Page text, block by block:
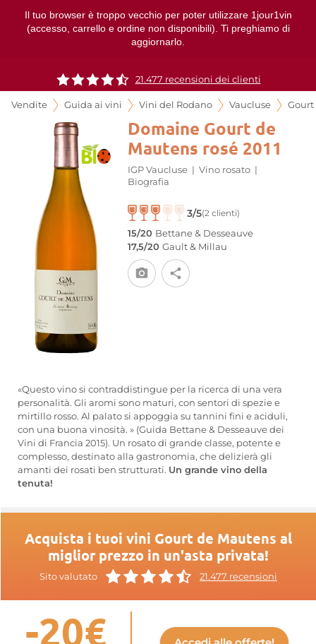
Il tuo browser è troppo vecchio per poter utilizzare 1jour1vin
(accesso, carrello e ordine non disponibili). Ti preghiamo di
aggiornarlo.
21.477 recensioni dei clienti
Vendite Guida ai vini Vini del Rodano Vaucluse Gourt
Domaine Gourt de
Mautens rosé 2011
IGP Vaucluse | Vino rosato |
Biografia
3/5(2 clienti)
15/20 Bettane & Desseauve
17,5/20 Gault & Millau
«Questo vino si contraddistingue per la ricerca di una vera
personalità. Gli aromi sono maturi, con sentori di spezie e
mirtillo rosso. Al palato si appoggia su tannini fini e aciduli,
con una buona vinosità. » (Guida Bettane & Desseauve dei
Vini di Francia 2015). Un rosato di grande classe, potente e
complesso, destinato alla gastronomia, che delizierà gli
amanti dei rosati ben strutturati. Un grande vino della
tenuta!
Acquista i tuoi vini Gourt de Mautens al
miglior prezzo in un'asta privata!
Sito valutato 21.477 recensioni
-20€